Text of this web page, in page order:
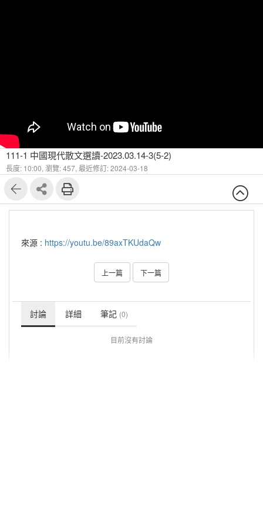
111-1 中國現代散文選讀-2023.03.14-3(5-2)
長度: 10:00, 瀏覽: 457, 最近修訂: 2024-03-18
來源 : https://youtu.be/89axTKUdaQw
上一篇 下一篇
討論 詳細 筆記 (0)
目前沒有討論